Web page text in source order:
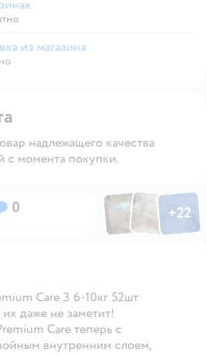
из магазина
надлежащего качества
с момента покупки.
0 ФотоФотоФото
+22
Открыть
Care 3 6-10кг 52шт
даже не заметит!
Care теперь с
внутренним слоем,